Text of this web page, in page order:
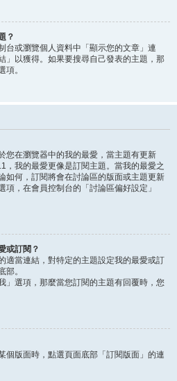
？
台或瀏覽個人資料中「顯示您的文章」連
」以獲得。如果要搜尋自己發表的主題，那
項。
您在瀏覽器中的我的最愛，當主題有更新
，我的最愛更像是訂閱主題。當我的最愛之
如何，訂閱將會在討論區的版面或主題更新
，在會員控制台的「討論區偏好設定」
或訂閱？
適當連結，對特定的主題設定我的最愛或訂
部。
」選項，那麼當您訂閱的主題有回覆時，您
個版面時，點選頁面底部「訂閱版面」的連